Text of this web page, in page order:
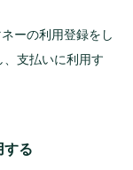
ーの利用登録をし
支払いに利用す
る